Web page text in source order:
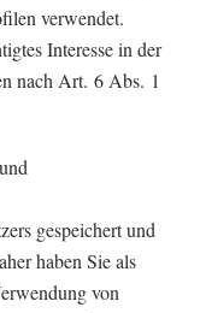
verwendet.
Interesse in der
nach Art. 6 Abs. 1
gespeichert und
haben Sie als
von